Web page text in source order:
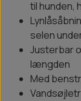
til hunden,
selen
Justerbar
længden
Med